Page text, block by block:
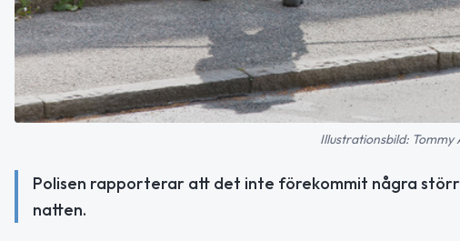
Illustrationsbild: Tommy
Polisen rapporterar att det inte förekommit några
natten.